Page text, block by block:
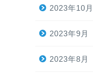
2023年10月
2023年9月
2023年8月